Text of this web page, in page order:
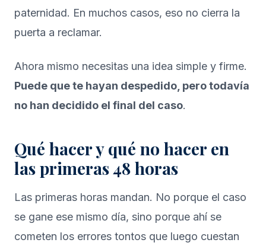
paternidad. En muchos casos, eso no cierra la
puerta a reclamar.
Ahora mismo necesitas una idea simple y firme.
Puede que te hayan despedido, pero todavía
no han decidido el final del caso.
Qué hacer y qué no hacer en
las primeras 48 horas
Las primeras horas mandan. No porque el caso
se gane ese mismo día, sino porque ahí se
cometen los errores tontos que luego cuestan